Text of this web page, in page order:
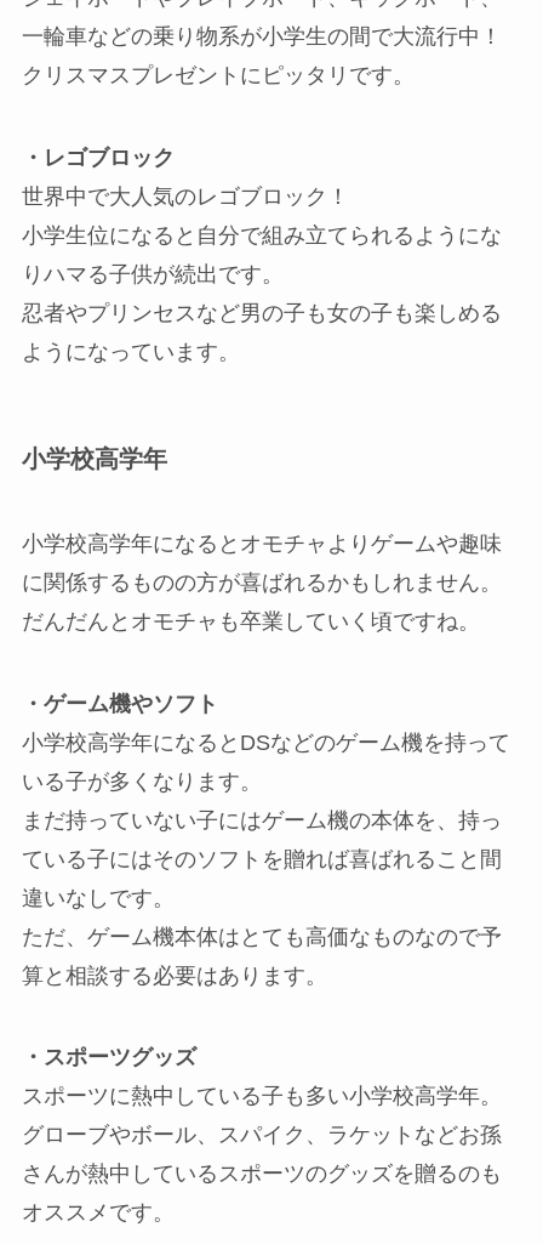
一輪車などの乗り物系が小学生の間で大流行中！
クリスマスプレゼントにピッタリです。
・レゴブロック
世界中で大人気のレゴブロック！
小学生位になると自分で組み立てられるようにな
りハマる子供が続出です。
忍者やプリンセスなど男の子も女の子も楽しめる
ようになっています。
小学校高学年
小学校高学年になるとオモチャよりゲームや趣味
に関係するものの方が喜ばれるかもしれません。
だんだんとオモチャも卒業していく頃ですね。
・ゲーム機やソフト
小学校高学年になるとDSなどのゲーム機を持って
いる子が多くなります。
まだ持っていない子にはゲーム機の本体を、持っ
ている子にはそのソフトを贈れば喜ばれること間
違いなしです。
ただ、ゲーム機本体はとても高価なものなので予
算と相談する必要はあります。
・スポーツグッズ
スポーツに熱中している子も多い小学校高学年。
グローブやボール、スパイク、ラケットなどお孫
さんが熱中しているスポーツのグッズを贈るのも
オススメです。